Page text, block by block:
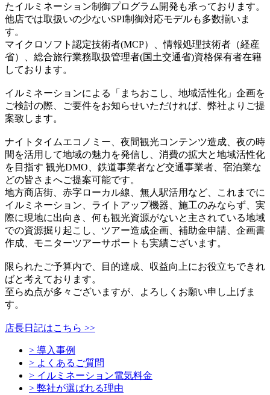
たイルミネーション制御プログラム開発も承っております。
他店では取扱いの少ないSPI制御対応モデルも多数揃いま
す。
マイクロソフト認定技術者(MCP）、情報処理技術者（経産
省）、総合旅行業務取扱管理者(国土交通省)資格保有者在籍
しております。
イルミネーションによる「まちおこし、地域活性化」企画を
ご検討の際、ご要件をお知らせいただければ、弊社よりご提
案致します。
ナイトタイムエコノミー、夜間観光コンテンツ造成、夜の時
間を活用して地域の魅力を発信し、消費の拡大と地域活性化
を目指す 観光DMO、鉄道事業者など交通事業者、宿泊業な
どの皆さまへご提案可能です。
地方商店街、赤字ローカル線、無人駅活用など、これまでに
イルミネーション、ライトアップ機器、施工のみならず、実
際に現地に出向き、何も観光資源がないと主されている地域
での資源掘り起こし、ツアー造成企画、補助金申請、企画書
作成、モニターツアーサポートも実績ございます。
限られたご予算内で、目的達成、収益向上にお役立ちできれ
ばと考えております。
至らぬ点が多々ございますが、よろしくお願い申し上げま
す。
店長日記はこちら >>
> 導入事例
> よくあるご質問
> イルミネーション電気料金
> 弊社が選ばれる理由